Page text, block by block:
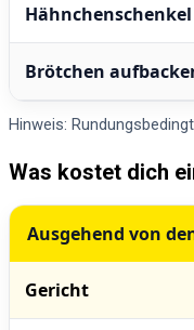
Hähnchenschenkel
Brötchen
Hinweis:
Was kostet dich
Ausgehend von
Gericht